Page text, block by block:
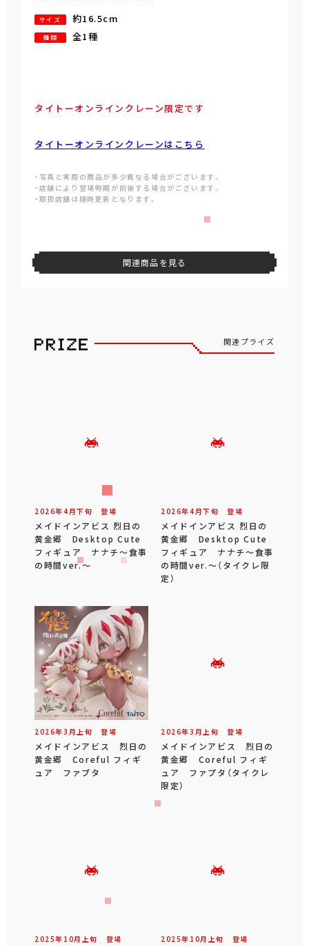
サイズ 約16.5cm
種類 全1種
タイトーオンラインクレーン限定です
タイトーオンラインクレーンはこちら
・写真と実際の商品が多少異なる場合がございます。
・店舗により登場時期が前後する場合がございます。
・取扱店舗は随時更新となります。
関連商品を見る
関連プライズ
2026年4 月下旬 登場
メイドインアビス 烈日の
黄金郷 Desktop Cute
フィギュア ナナチ～食事
の時間ver.～
2026年4 月下旬 登場
メイドインアビス 烈日の
黄金郷 Desktop Cute
フィギュア ナナチ～食事
の時間ver.～（タイクレ限
定）
2026年3 月 上旬 登場
メイドインアビス 烈日の
黄金郷 Coreful フィギ
ュア ファプタ
2026年3 月 上旬 登場
メイドインアビス 烈日の
黄金郷 Coreful フィギ
ュア ファプタ（タイクレ
限定）
2025年 10月 上旬 登場 2025年 10月 上旬 登場